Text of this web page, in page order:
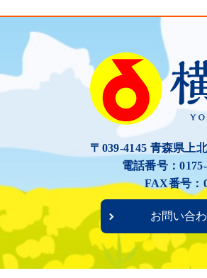
〒039-4145 青森県上
電話番号：
FAX番号：
お問い合